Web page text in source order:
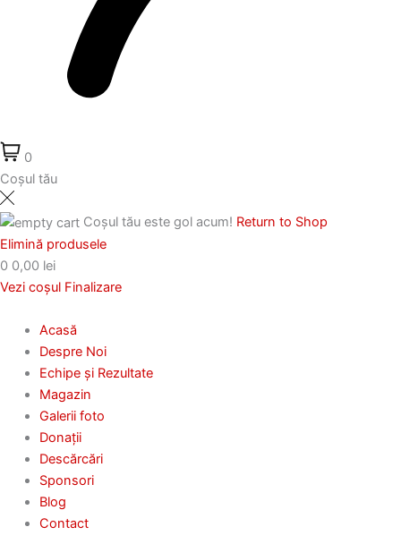
0
Coșul tău
Coșul tău este gol acum! Return to Shop
Elimină produsele
0 0,00 lei
Vezi coșul Finalizare
Acasă
Despre Noi
Echipe și Rezultate
Magazin
Galerii foto
Donații
Descărcări
Sponsori
Blog
Contact